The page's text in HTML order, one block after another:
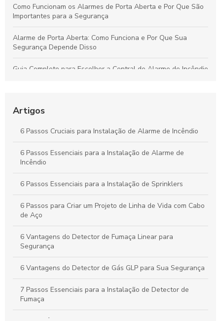
Como Funcionam os Alarmes de Porta Aberta e Por Que São
Importantes para a Segurança
Alarme de Porta Aberta: Como Funciona e Por Que Sua
Segurança Depende Disso
Guia Completo para Escolher a Central de Alarme de Incêndio
Explosão para Segurança e Eficiência Industrial
Por que o Alarme de Porta Aberta é Fundamental para a
Proteção da Sua Propriedade
Como Criar um Projeto Eficaz de Sistema de Alarme de
Incêndio: Guia Prático
Artigos
6 Passos Cruciais para Instalação de Alarme de Incêndio
6 Passos Essenciais para a Instalação de Alarme de
Incêndio
6 Passos Essenciais para a Instalação de Sprinklers
6 Passos para Criar um Projeto de Linha de Vida com Cabo
de Aço
6 Vantagens do Detector de Fumaça Linear para
Segurança
6 Vantagens do Detector de Gás GLP para Sua Segurança
7 Passos Essenciais para a Instalação de Detector de
Fumaça